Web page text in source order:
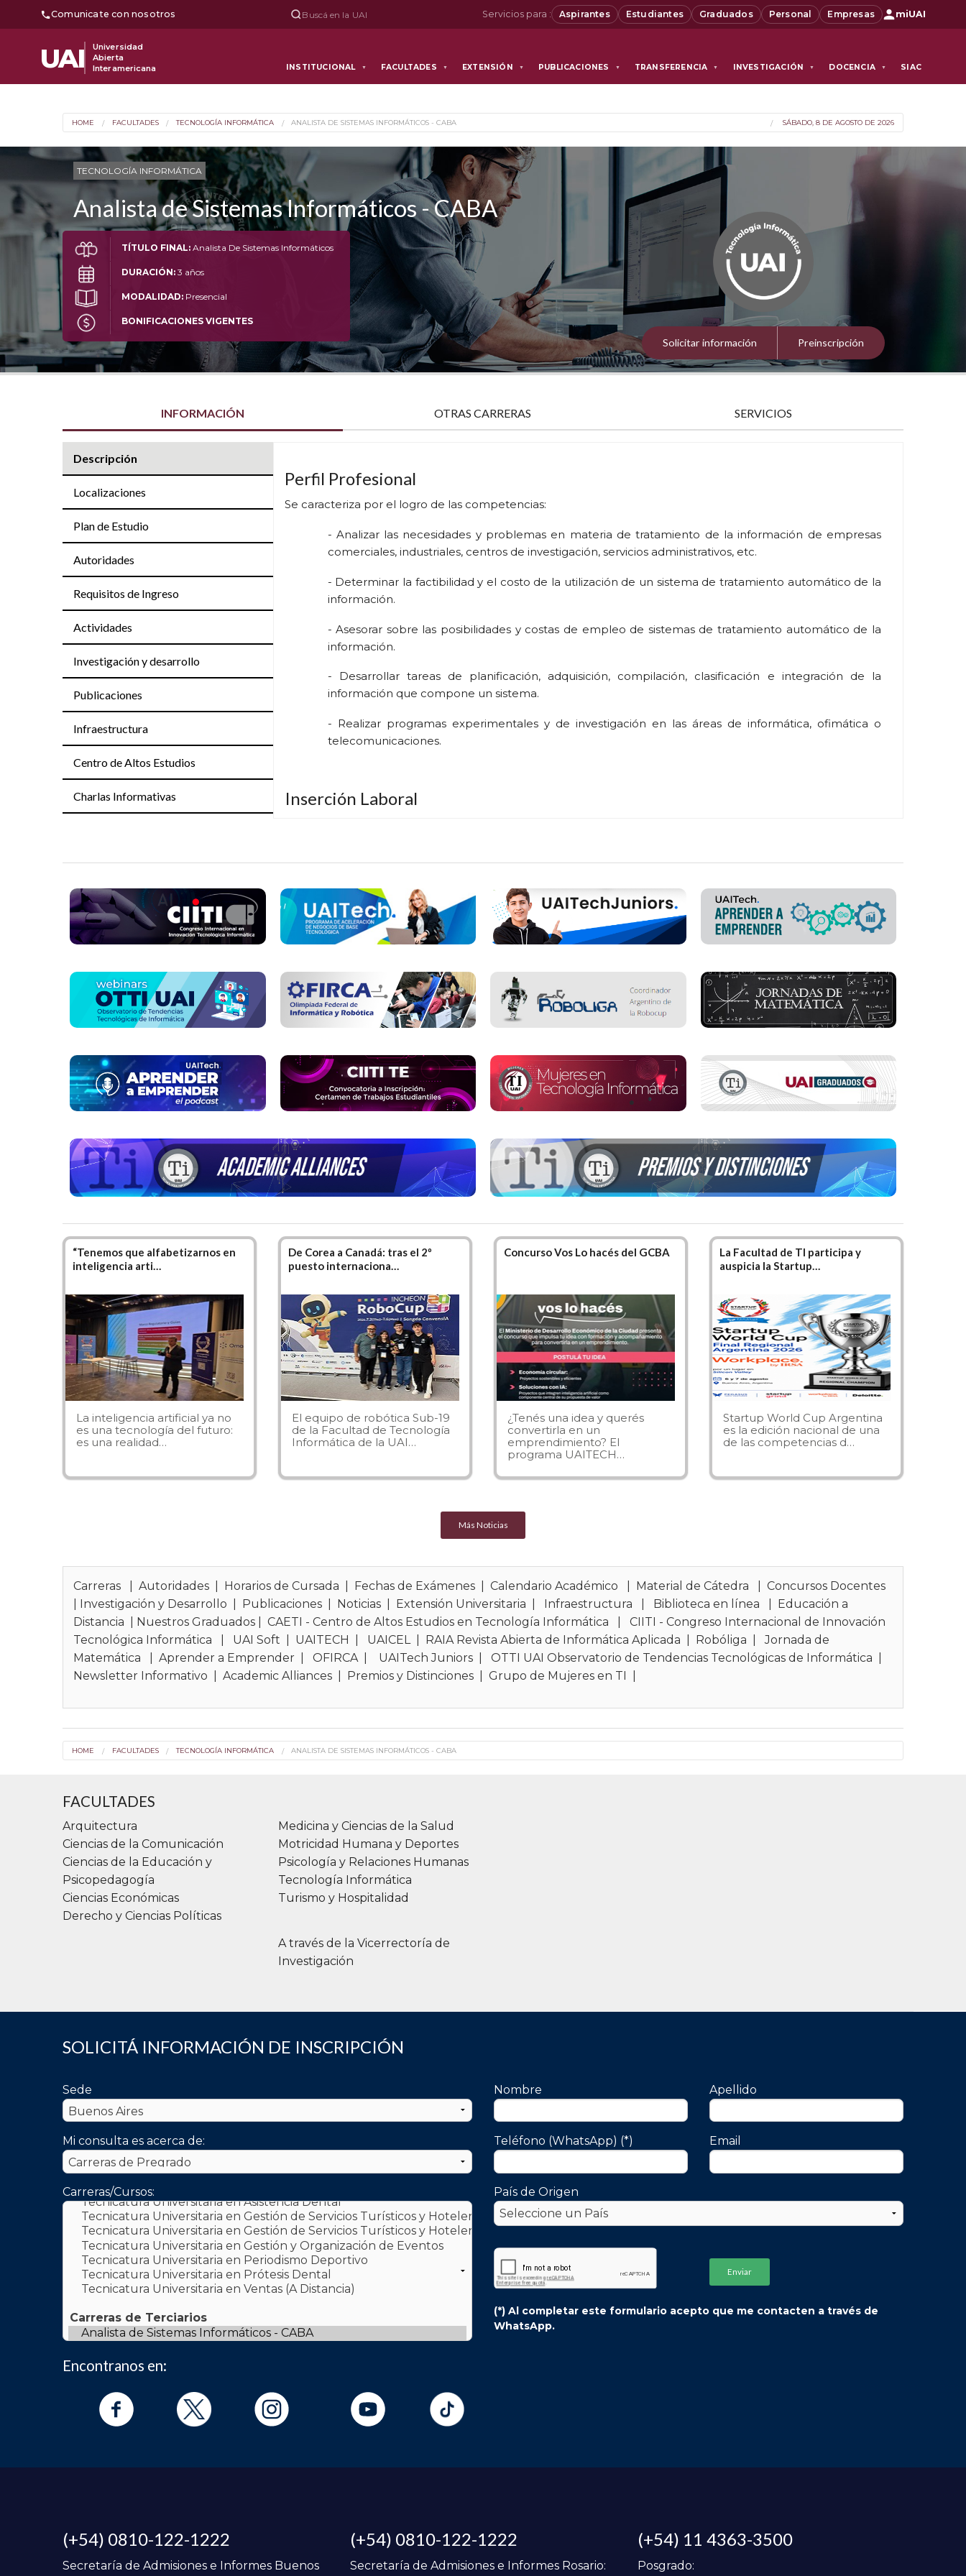
Comunicate con nosotros Buscá en la UAI Servicios para : Aspirantes Estudiantes Graduados Personal Empresas miUAI
UAI
Universidad
Abierta
Interamericana
INSTITUCIONAL ▼ FACULTADES ▼ EXTENSIÓN ▼ PUBLICACIONES ▼ TRANSFERENCIA ▼ INVESTIGACIÓN ▼ DOCENCIA ▼ SIAC
HOME FACULTADES TECNOLOGÍA INFORMÁTICA ANALISTA DE SISTEMAS INFORMÁTICOS - CABA SÁBADO, 8 DE AGOSTO DE 2026
TECNOLOGÍA INFORMÁTICA
Analista de Sistemas Informáticos - CABA
TÍTULO FINAL:Analista De Sistemas Informáticos
DURACIÓN:3 años
MODALIDAD: Presencial
BONIFICACIONES VIGENTES
Solicitar información Preinscripción
INFORMACIÓN OTRAS CARRERAS SERVICIOS
Descripción
Localizaciones
Plan de Estudio
Autoridades
Requisitos de Ingreso
Actividades
Investigación y desarrollo
Publicaciones
Infraestructura
Centro de Altos Estudios
Charlas Informativas
Perfil Profesional
Se caracteriza por el logro de las competencias:
- Analizar las necesidades y problemas en materia de tratamiento de la información de empresas
comerciales, industriales, centros de investigación, servicios administrativos, etc.
- Determinar la factibilidad y el costo de la utilización de un sistema de tratamiento automático de la
información.
- Asesorar sobre las posibilidades y costas de empleo de sistemas de tratamiento automático de la
información.
- Desarrollar tareas de planificación, adquisición, compilación, clasificación e integración de la
información que compone un sistema.
- Realizar programas experimentales y de investigación en las áreas de informática, ofimática o
telecomunicaciones.
Inserción Laboral
sistemas de información, asesorando en materia de informática a responsables de unidades organizativas,
auditando sistemas informatizados o capacitando usuarios.
El Analista de Sistemas Informáticos puede realizar actividades de organización de los sistemas
Está capacitado técnicamente para desarrollar tareas de planificación, adquisición, compilación, clasificación
e integración de la información que compone un sistema, incluido el hardware y las comunicaciones.
El alumno una vez recibido de Analista de Sistema, podrá seguir su capacitación profesional continuando los
Informáticos.
“Tenemos que alfabetizarnos en
inteligencia arti…
La inteligencia artificial ya no
es una tecnología del futuro:
es una realidad…
De Corea a Canadá: tras el 2º
puesto internaciona…
El equipo de robótica Sub-19
de la Facultad de Tecnología
Informática de la UAI…
Concurso Vos Lo hacés del GCBA
¿Tenés una idea y querés
convertirla en un
emprendimiento? El
programa UAITECH…
La Facultad de TI participa y
auspicia la Startup…
Startup World Cup Argentina
es la edición nacional de una
de las competencias d…
Más Noticias
Carreras |Autoridades Horarios de Cursada Fechas de Exámenes |Calendario Académico Material de Cátedra |Concursos Docentes
Investigación y Desarrollo Publicaciones Noticias Extensión Universitaria Infraestructura Biblioteca en línea
Educación a
Distancia
Nuestros Graduados |CAETI - Centro de Altos Estudios en Tecnología Informática |CIITI - Congreso Internacional de Innovación
Tecnológica Informática
UAI Soft UAITECH UAICEL| RAIA Revista Abierta de Informática Aplicada Robóliga |Jornada de
Matemática |Aprender a Emprender |OFIRCA| UAITech Juniors |OTTI UAI Observatorio de Tendencias Tecnológicas de Informática
Newsletter Informativo |Academic Alliances Premios y Distinciones |Grupo de Mujeres en TI
HOME FACULTADES TECNOLOGÍA INFORMÁTICA ANALISTA DE SISTEMAS INFORMÁTICOS - CABA
FACULTADES
Arquitectura
Ciencias de la Comunicación
Ciencias de la Educación y
Psicopedagogía
Ciencias Económicas
Derecho y Ciencias Políticas
Medicina y Ciencias de la Salud
Motricidad Humana y Deportes
Psicología y Relaciones Humanas
Tecnología Informática
Turismo y Hospitalidad
A través de la Vicerrectoría de
Investigación
SOLICITÁ INFORMACIÓN DE INSCRIPCIÓN
Sede
Mi consulta es acerca de:
Carreras/Cursos:
Nombre Apellido
Teléfono (WhatsApp) (*) Email
País de Origen
(*) Al completar este formulario acepto que me contacten a través de
WhatsApp.
Encontranos en:
(+54) 0810-122-1222
Secretaría de Admisiones e Informes Buenos
(+54) 0810-122-1222
Secretaría de Admisiones e Informes Rosario:
(+54) 11 4363-3500
Posgrado: